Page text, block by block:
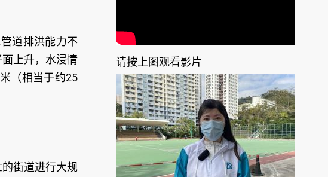
道排洪能力不
上升，水浸情
（相当于约25
街道进行大规
请按上图观看影片